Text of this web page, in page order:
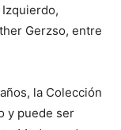
Gerzso, entre
la Colección
y puede ser